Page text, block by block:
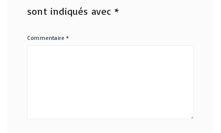
sont indiqués avec *
Commentaire*